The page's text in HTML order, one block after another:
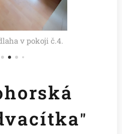
v pokoji č.4.
"